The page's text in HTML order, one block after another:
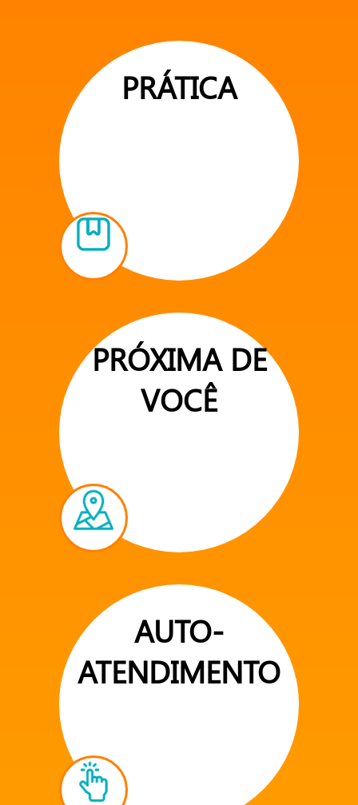
PRÁTICA
PRÓXIMA DE
VOCÊ
AUTO-
ATENDIMENTO